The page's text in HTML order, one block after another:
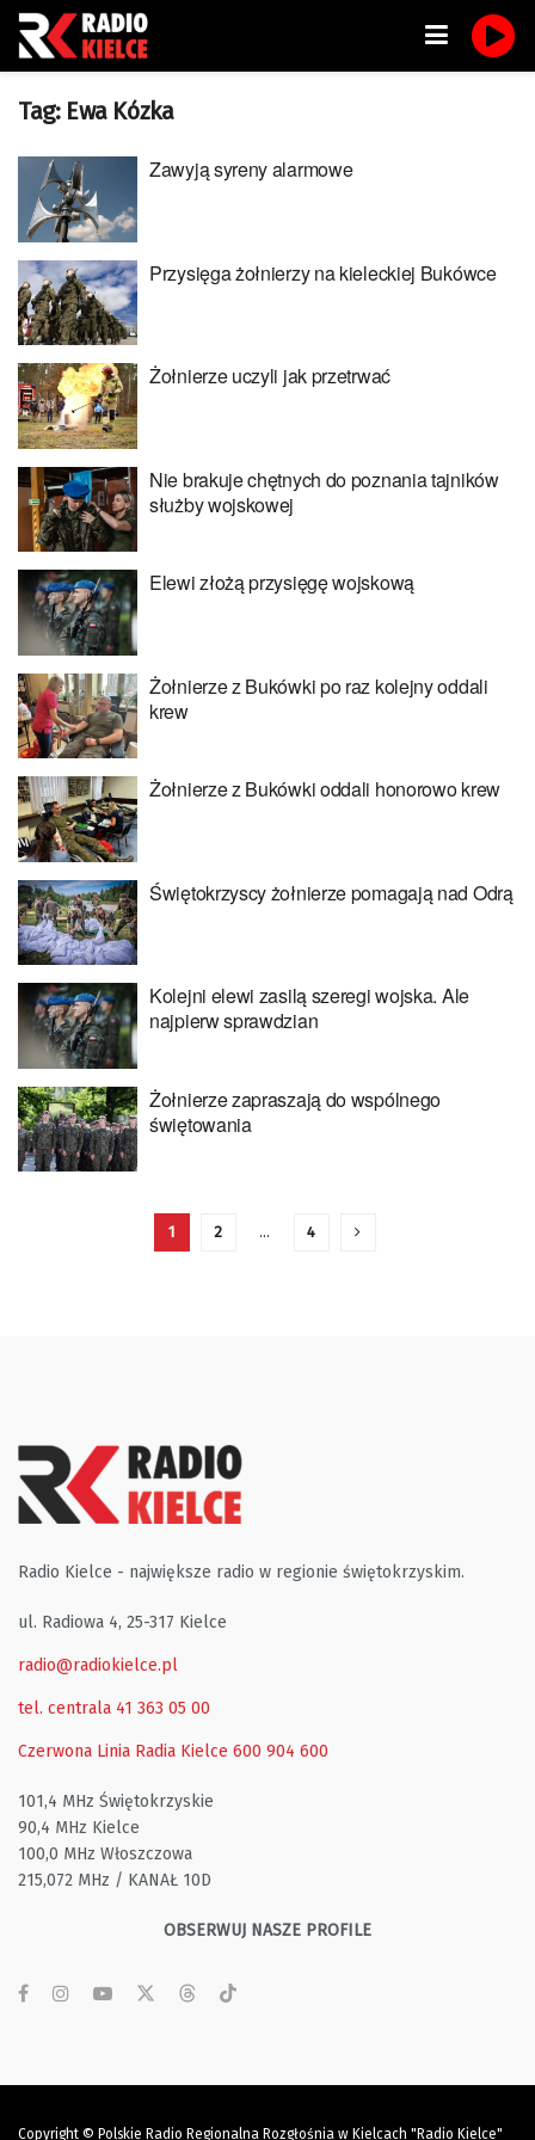
Tag: Ewa Kózka
Zawyją syreny alarmowe
Przysięga żołnierzy na kieleckiej Bukówce
Żołnierze uczyli jak przetrwać
Nie brakuje chętnych do poznania tajników
służby wojskowej
Elewi złożą przysięgę wojskową
Żołnierze z Bukówki po raz kolejny oddali
krew
Żołnierze z Bukówki oddali honorowo krew
Świętokrzyscy żołnierze pomagają nad Odrą
Kolejni elewi zasilą szeregi wojska. Ale
najpierw sprawdzian
Żołnierze zapraszają do wspólnego
świętowania
1 2 … 4
Radio Kielce - największe radio w regionie świętokrzyskim.
ul. Radiowa 4, 25-317 Kielce
radio@radiokielce.pl
tel. centrala 41 363 05 00
Czerwona Linia Radia Kielce 600 904 600
101,4 MHz Świętokrzyskie
90,4 MHz Kielce
100,0 MHz Włoszczowa
215,072 MHz / KANAŁ 10D
OBSERWUJ NASZE PROFILE
Copyright © Polskie Radio Regionalna Rozgłośnia w Kielcach "Radio Kielce"